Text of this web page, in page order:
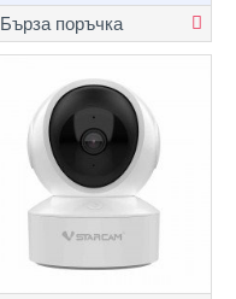
Бърза поръчка